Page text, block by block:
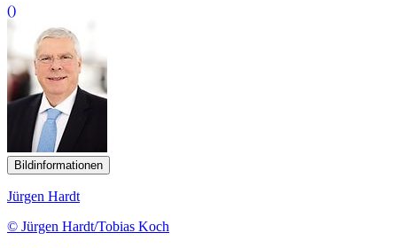
()
Bildinformationen
Jürgen Hardt
© Jürgen Hardt/Tobias Koch